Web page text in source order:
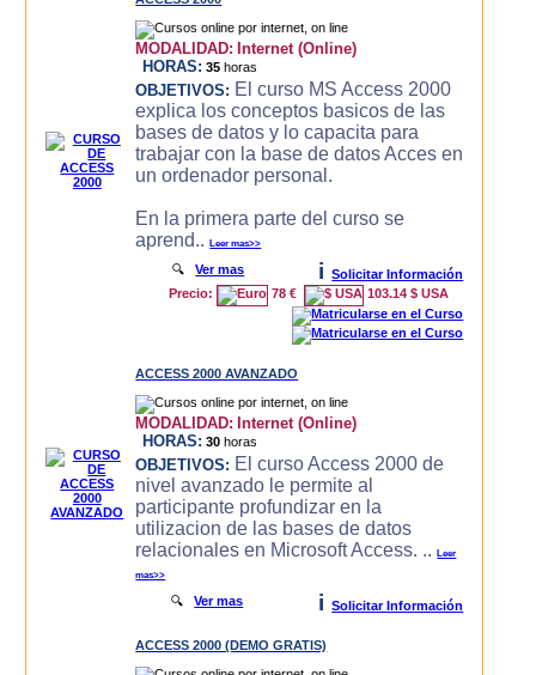
MODALIDAD: Internet (Online)
HORAS: 35 horas
OBJETIVOS: El curso MS Access 2000
explica los conceptos basicos de las
bases de datos y lo capacita para
trabajar con la base de datos Acces en
un ordenador personal.
En la primera parte del curso se
aprend..Leer mas>>
🔍Ver mas i
Solicitar Información
Precio:
78 € 103.14 $ USA
ACCESS 2000 AVANZADO
MODALIDAD: Internet (Online)
HORAS: 30 horas
OBJETIVOS: El curso Access 2000 de
nivel avanzado le permite al
participante profundizar en la
utilizacion de las bases de datos
relacionales en Microsoft Access. ..Leer
mas>>
🔍Ver mas i Solicitar Información
ACCESS 2000 (DEMO GRATIS)